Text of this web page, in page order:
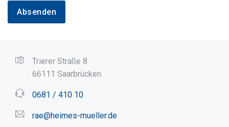
Absenden
Trierer Straße 8
66111 Saarbrücken
0681 / 410 10
rae@heimes-mueller.de